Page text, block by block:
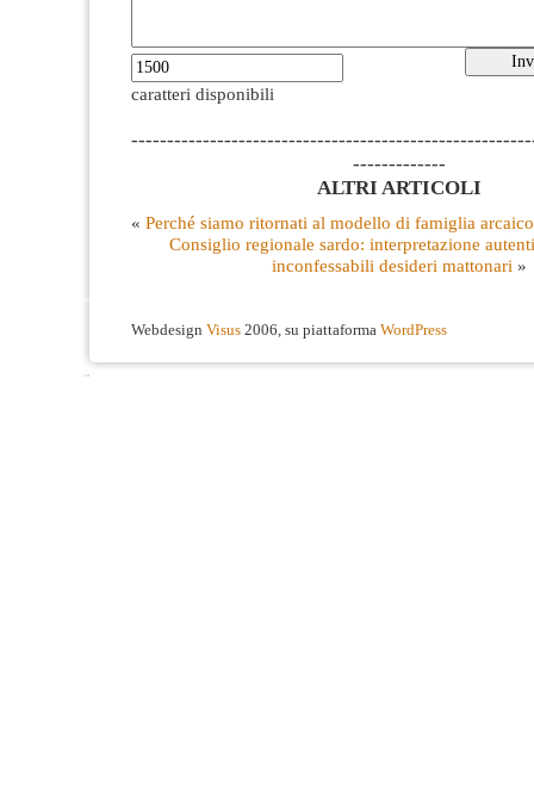
caratteri disponibili
-------------
ALTRI ARTICOLI
« Perché siamo ritornati al modello di famiglia arcaico
Consiglio regionale sardo: interpretazione
inconfessabili desideri mattonari »
Webdesign Visus 2006, su piattaforma WordPress